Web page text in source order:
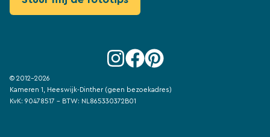
© 2012-2026
Kameren 1, Heeswijk-Dinther (geen bezoekadres)
KvK: 90478517 - BTW: NL865330372B01